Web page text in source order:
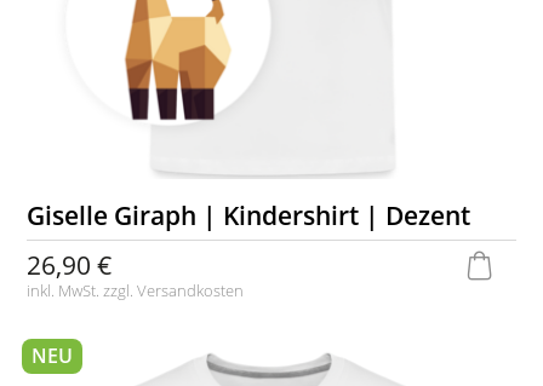
Giselle Giraph | Kindershirt | Dezent
26,90 €
inkl. MwSt. zzgl.Versandkosten
NEU